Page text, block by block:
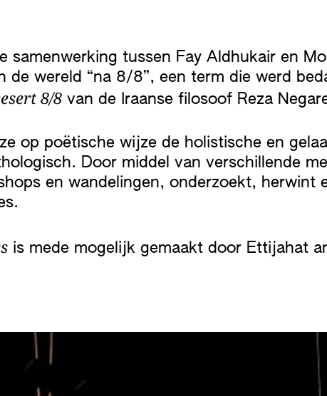
samenwerking tussen Fay Aldhukair en
wereld “na 8/8”, een term die werd
8/8 van de Iraanse filosoof Reza
op poëtische wijze de holistische en
Door middel van verschillende
en wandelingen, onderzoekt, herwint
is mede mogelijk gemaakt door Ettijahat